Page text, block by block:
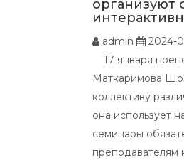
организуют
admin
2024-
17 января
Маткаримова
коллективу
она использует
семинары